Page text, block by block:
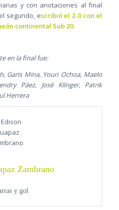
y con anotaciones al final
segundo, escribió el 2-0 con el
continental Sub 20.
en la final fue:
Garis Mina, Youri Ochoa, Maelo
Páez, José Klínger, Patrik
Herrera
Zambrano
y gol